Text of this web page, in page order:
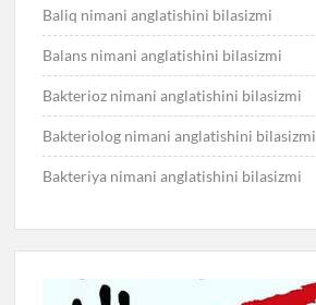
Baliq nimani anglatishini bilasizmi
Balans nimani anglatishini bilasizmi
Bakterioz nimani anglatishini bilasizmi
Bakteriolog nimani anglatishini bilasizmi
Bakteriya nimani anglatishini bilasizmi